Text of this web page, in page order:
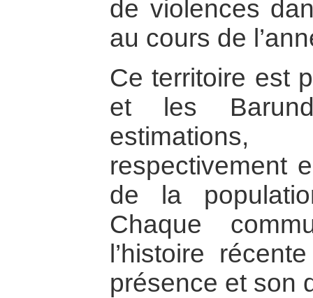
de violences
au cours de
Ce territoire est
et les
respectivement
de la
Chaque
l’histoire
présence et son